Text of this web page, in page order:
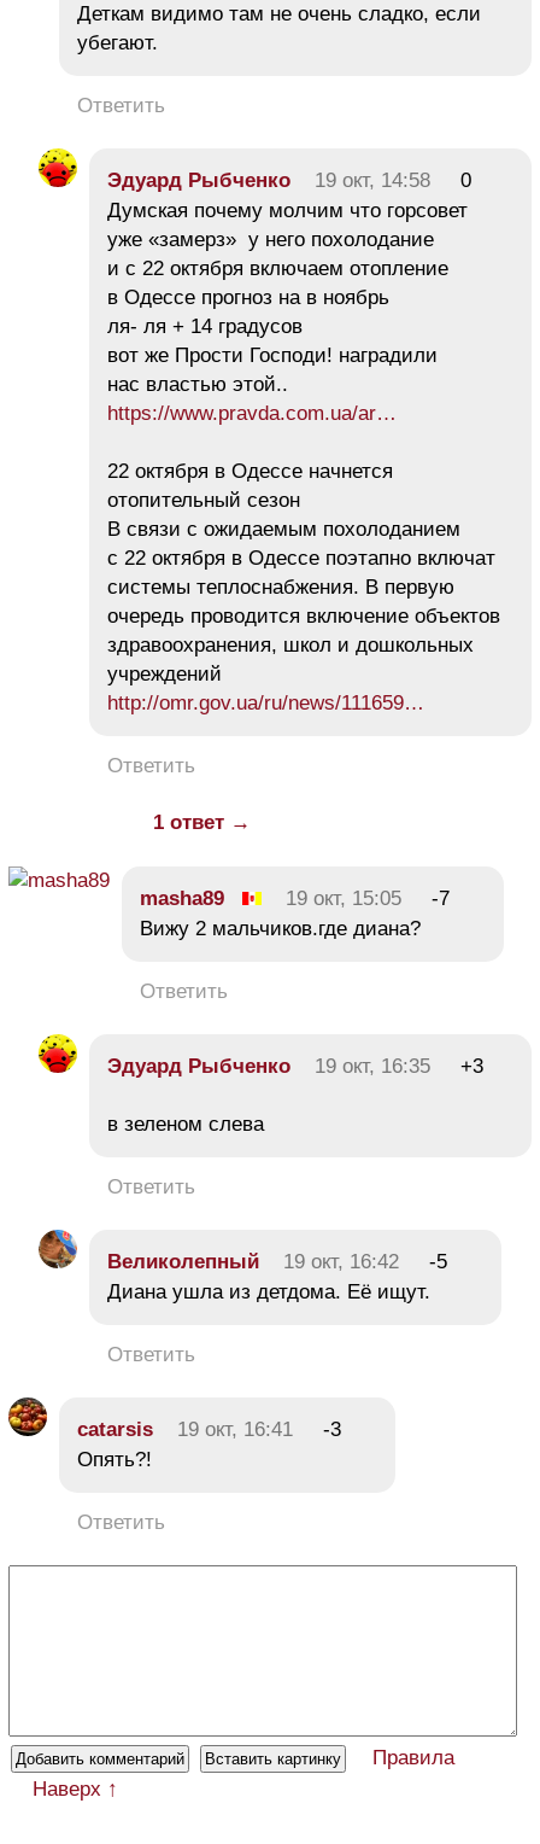
Деткам видимо там не очень сладко, если
убегают.
Ответить
Эдуард Рыбченко 19 окт, 14:58
0
Думская почему молчим что горсовет
уже «замерз» у него похолодание
и с 22 октября включаем отопление
в Одессе прогноз на в ноябрь
ля- ля + 14 градусов
вот же Прости Господи! наградили
нас властью этой..
https://www.pravda.com.ua/ar…
22 октября в Одессе начнется
отопительный сезон
В связи с ожидаемым похолоданием
с 22 октября в Одессе поэтапно включат
системы теплоснабжения. В первую
очередь проводится включение объектов
здравоохранения, школ и дошкольных
учреждений
http://omr.gov.ua/ru/news/111659…
Ответить
1 ответ →
masha89 19 окт, 15:05
-7
Вижу 2 мальчиков.где диана?
Ответить
Эдуард Рыбченко 19 окт, 16:35 +3
в зеленом слева
Ответить
Великолепный 19 окт, 16:42
-5
Диана ушла из детдома. Её ищут.
Ответить
catarsis 19 окт, 16:41
-3
Опять?!
Ответить
Правила
Наверх ↑